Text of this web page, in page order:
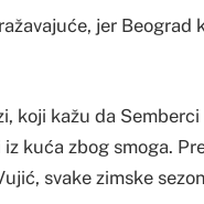
jer Beograd
koji kažu da Semberci
kuća zbog smoga.
svake zimske